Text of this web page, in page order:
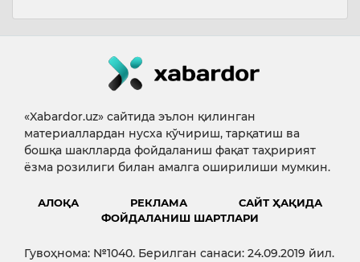
«Xabardor.uz» сайтида эълон қилинган
материаллардан нусха кўчириш, тарқатиш ва
бошқа шаклларда фойдаланиш фақат таҳририят
ёзма розилиги билан амалга оширилиши мумкин.
АЛОҚА РЕКЛАМА
САЙТ ҲАҚИДА
ФОЙДАЛАНИШ ШАРТЛАРИ
Гувоҳнома: №1040. Берилган санаси: 24.09.2019 йил.